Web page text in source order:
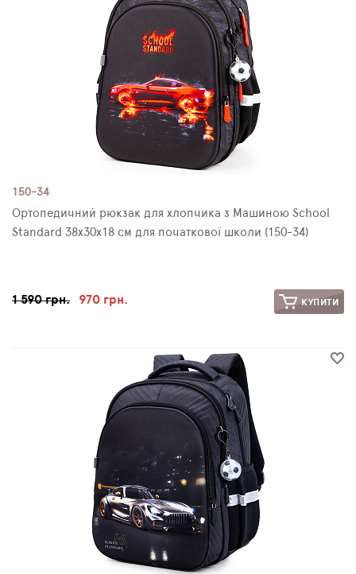
150-34
Ортопедичний рюкзак для хлопчика з Машиною School
Standard 38х30х18 см для початкової школи (150-34)
1 590 грн. 970 грн. КУПИТИ